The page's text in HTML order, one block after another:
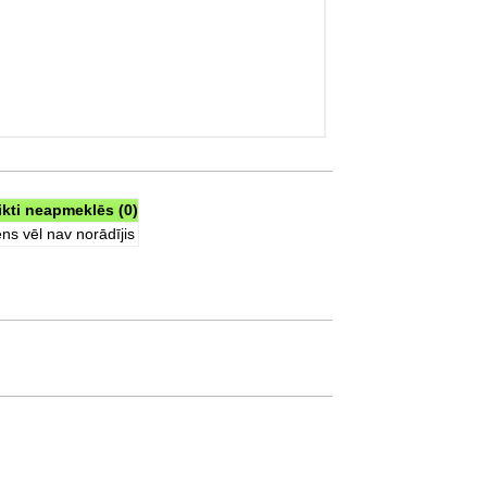
neapmeklēs (0)
vēl nav norādījis